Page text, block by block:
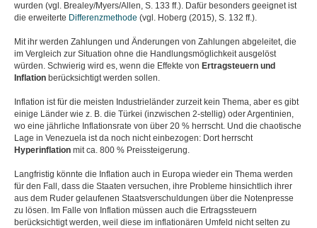
wurden (vgl. Brealey/Myers/Allen, S. 133 ff.). Dafür besonders geeignet ist
die erweiterte Differenzmethode (vgl. Hoberg (2015), S. 132 ff.).
Mit ihr werden Zahlungen und Änderungen von Zahlungen abgeleitet, die
im Vergleich zur Situation ohne die Handlungsmöglichkeit ausgelöst
würden. Schwierig wird es, wenn die Effekte von Ertragsteuern und
Inflation berücksichtigt werden sollen.
Inflation ist für die meisten Industrieländer zurzeit kein Thema, aber es gibt
einige Länder wie z. B. die Türkei (inzwischen 2-stellig) oder Argentinien,
wo eine jährliche Inflationsrate von über 20 % herrscht. Und die chaotische
Lage in Venezuela ist da noch nicht einbezogen: Dort herrscht
Hyperinflation mit ca. 800 % Preissteigerung.
Langfristig könnte die Inflation auch in Europa wieder ein Thema werden
für den Fall, dass die Staaten versuchen, ihre Probleme hinsichtlich ihrer
aus dem Ruder gelaufenen Staatsverschuldungen über die Notenpresse
zu lösen. Im Falle von Inflation müssen auch die Ertragssteuern
berücksichtigt werden, weil diese im inflationären Umfeld nicht selten zu